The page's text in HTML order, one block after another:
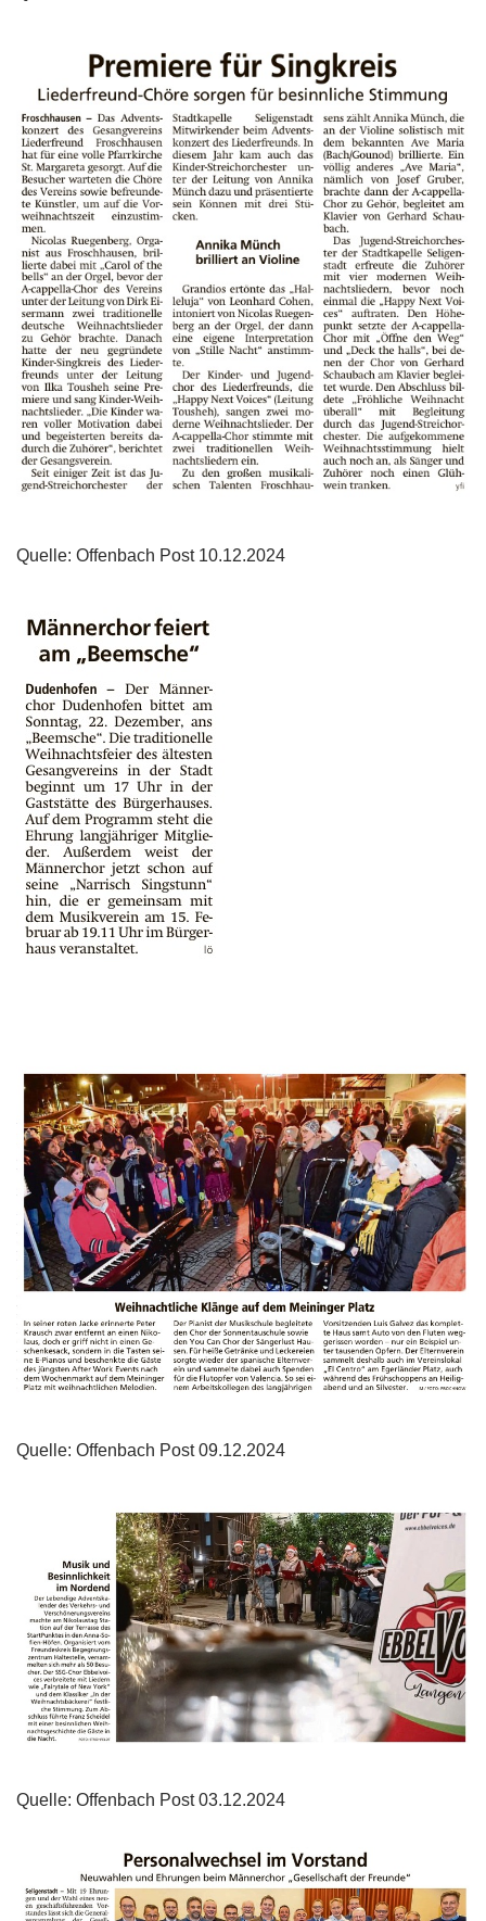
Quelle: Offenbach Post 10.12.2024
Quelle: Offenbach Post 09.12.2024
Quelle: Offenbach Post 03.12.2024